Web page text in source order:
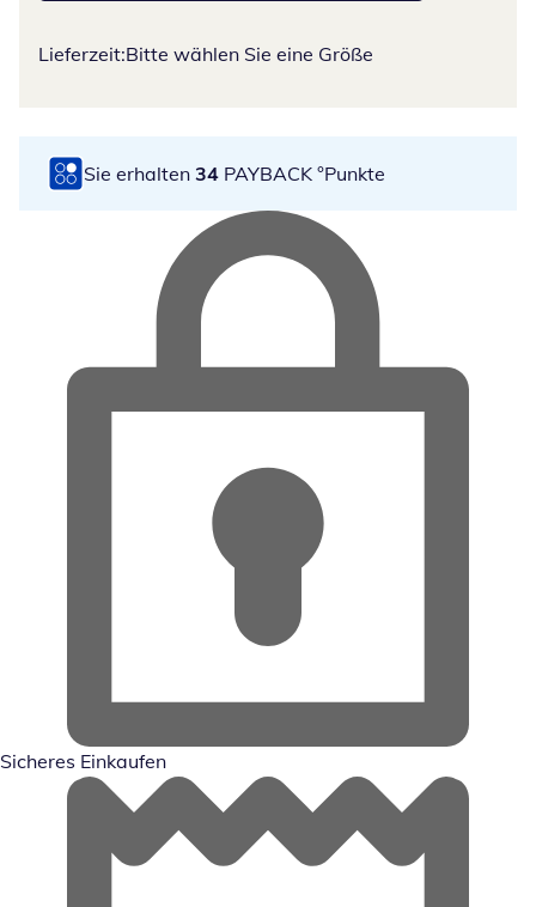
Lieferzeit:Bitte wählen Sie eine Größe
Sie erhalten 34 PAYBACK °Punkte
Sicheres Einkaufen